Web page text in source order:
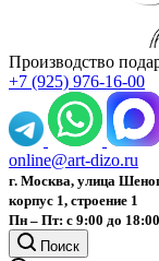
Производство
+7 (925) 976-16-00
online@art-dizo.ru
г. Москва, улица
корпус 1, строение 1
Пн – Пт: с 9:00 до 18:00
Поиск